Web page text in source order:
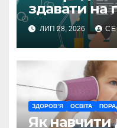
здавати на
після 9
ЛИП 28, 2026
ЗДОРОВ’Я ОСВІТА
Як навчити